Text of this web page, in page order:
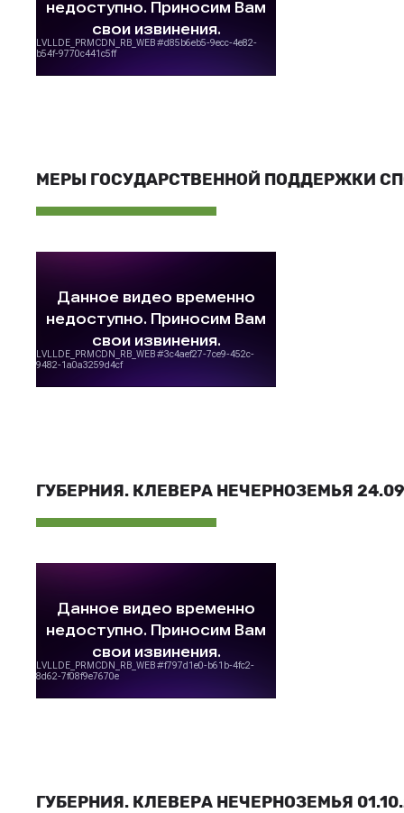
МЕРЫ ГОСУДАРСТВЕННОЙ ПОДДЕРЖКИ
ГУБЕРНИЯ. КЛЕВЕРА НЕЧЕРНОЗЕМЬЯ
ГУБЕРНИЯ. КЛЕВЕРА НЕЧЕРНОЗЕМЬЯ